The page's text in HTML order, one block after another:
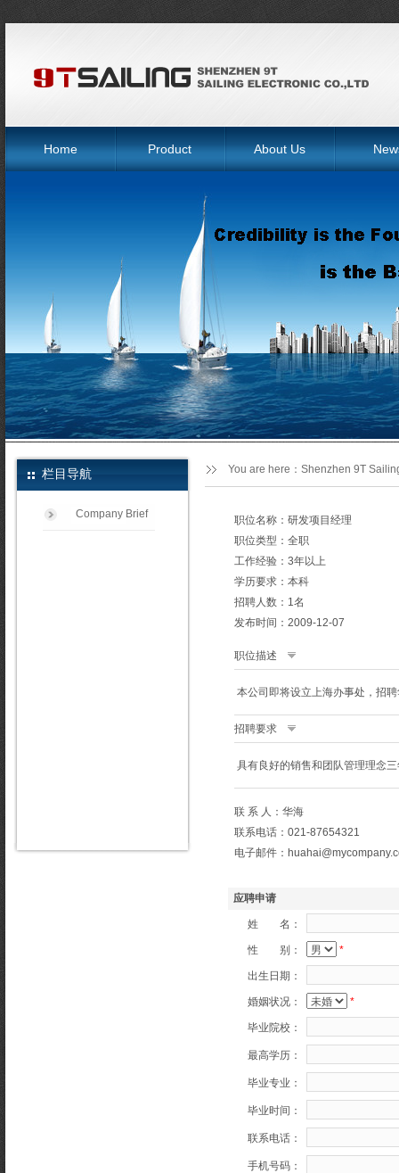
Home Product About Us
栏目导航
Company Brief
应聘申请
姓 名：
性 别： *
出生日期：
婚姻状况： *
毕业院校：
最高学历：
毕业专业：
毕业时间：
联系电话：
手机号码：
You are here： Shenzhen 9T
职位名称：研发项目经理
职位类型：全职
工作经验：3年以上
学历要求：本科
招聘人数：1名
发布时间：2009-12-07
职位描述
本公司即将设立上海办事处，招
招聘要求
具有良好的销售和团队管理理念
联 系 人：华海
联系电话：021-87654321
电子邮件：